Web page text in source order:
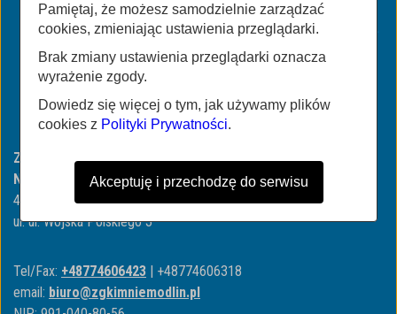
Zakład Gospodarki Komunalnej i Mieszkaniowej w
Niemodlinie
49-100 Niemodlin
ul. ul. Wojska Polskiego 3
Tel/Fax: +48774606423 | +48774606318
email: biuro@zgkimniemodlin.pl
Pamiętaj, że możesz samodzielnie zarządzać
cookies, zmieniając ustawienia przeglądarki.
Brak zmiany ustawienia przeglądarki oznacza
wyrażenie zgody.
Dowiedz się więcej o tym, jak używamy plików
cookies z Polityki Prywatności.
Akceptuję i przechodzę do serwisu